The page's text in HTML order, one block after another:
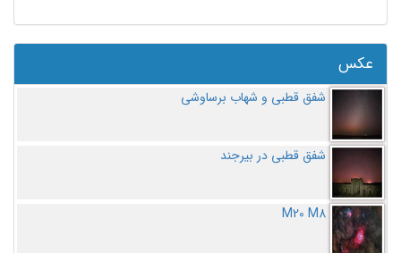
عکس
شفق قطبی و شهاب برساوشی
شفق قطبی در بیرجند
M20 M8